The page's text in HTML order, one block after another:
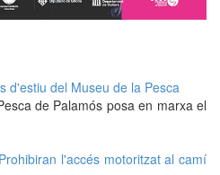
d'estiu del Museu de la Pesca
de Palamós posa en marxa el
Prohibiran l'accés motoritzat al camí